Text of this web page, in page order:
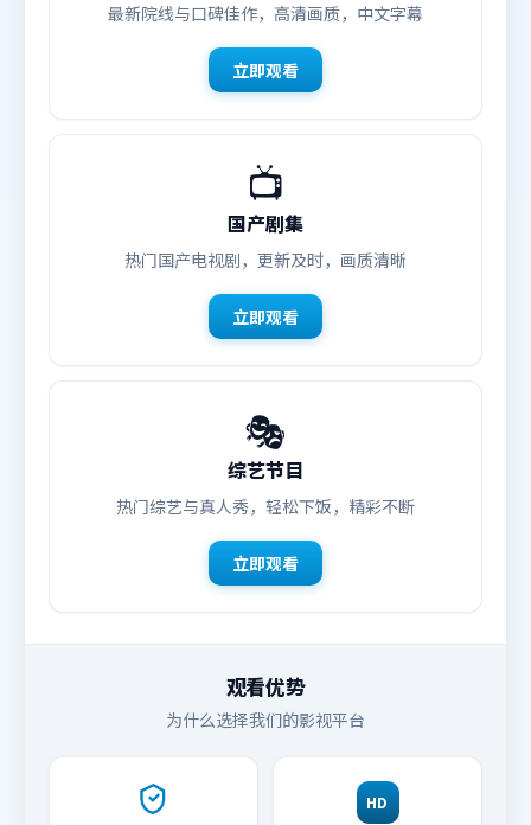
最新院线与口碑佳作，高清画质，中文字幕
立即观看
📺
国产剧集
热门国产电视剧，更新及时，画质清晰
立即观看
🎭
综艺节目
热门综艺与真人秀，轻松下饭，精彩不断
立即观看
观看优势
为什么选择我们的影视平台
HD